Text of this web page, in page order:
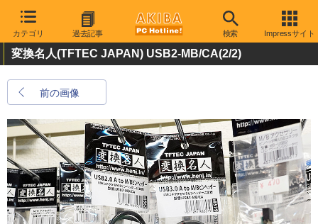
カテゴリ 過去記事 検索 Impressサイト
変換名人(TFTEC JAPAN) USB2-MB/CA(2/2)
前の画像